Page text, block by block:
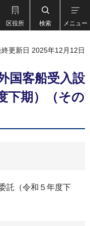
区役所 検索 メニュー
終更新日 2025年12月12日
国客船受入設
下期）（その
託（令和５年度下